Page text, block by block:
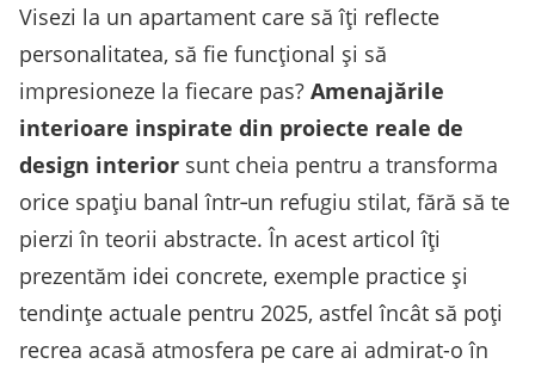
Visezi la un apartament care să îți reflecte
personalitatea, să fie funcțional și să
impresioneze la fiecare pas? Amenajările
interioare inspirate din proiecte reale de
design interior sunt cheia pentru a transforma
orice spațiu banal într‑un refugiu stilat, fără să te
pierzi în teorii abstracte. În acest articol îți
prezentăm idei concrete, exemple practice și
tendințe actuale pentru 2025, astfel încât să poți
recrea acasă atmosfera pe care ai admirat-o în